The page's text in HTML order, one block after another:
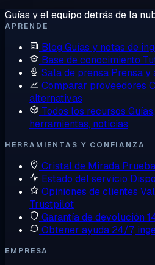
Guías y el equipo detrás de la
APRENDE
Blog Guías y notas de
Base de conocimiento
Sala de prensa Prensa y
Comparar proveedores
alternativas
Todos los recursos
herramientas, noticias
HERRAMIENTAS Y CONFIANZA
Cristal de Mirada
Estado del servicio
Opiniones de clientes
Trustpilot
Garantía de devolución
Obtener ayuda 24/7,
EMPRESA